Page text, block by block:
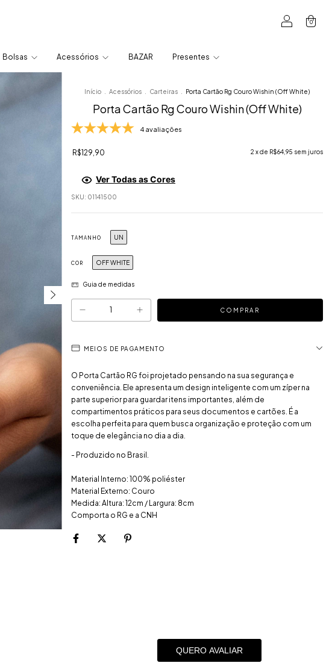
0
Bolsas Acessórios BAZAR Presentes
Início Acessórios Carteiras Porta Cartão Rg Couro Wishin (Off White)
Porta Cartão Rg Couro Wishin (Off White)
4 avaliações
R$129,90 2 x de R$64,95 sem juros
Ver Todas as Cores
SKU: 01141500
TAMANHO UN
COR OFF WHITE
Guia de medidas
MEIOS DE PAGAMENTO
O Porta Cartão RG foi projetado pensando na sua segurança e
conveniência. Ele apresenta um design inteligente com um zíper na
parte superior para guardar itens importantes, além de
compartimentos práticos para seus documentos e cartões. É a
escolha perfeita para quem busca organização e proteção com um
toque de elegância no dia a dia.
- Produzido no Brasil.
Material Interno: 100% poliéster
Material Externo: Couro
Medida: Altura: 12cm / Largura: 8cm
Comporta o RG e a CNH
QUERO AVALIAR